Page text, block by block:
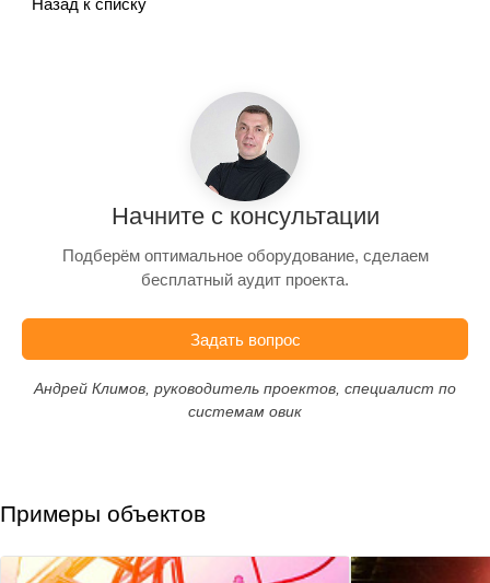
Назад к списку
Начните с консультации
Подберём оптимальное оборудование, сделаем
бесплатный аудит проекта.
Задать вопрос
Андрей Климов, руководитель проектов, специалист по
системам овик
Примеры объектов